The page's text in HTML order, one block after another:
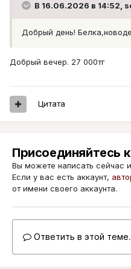
В 16.06.2026 в 14:52,
Добрый день!
Добрый вечер. 27 000тг
Цитата
Присоединяйтесь
Вы можете написать сейчас
Если у вас есть аккаунт,
от имени своего аккаунта.
Ответить в этой